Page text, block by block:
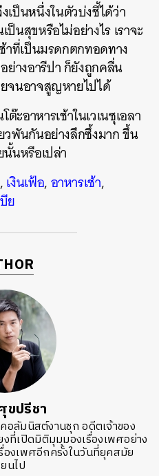
เป็นหนึ่งในตัวบ่งชี้ได้ว่า
นสุขหรือไม่อย่างไร เราจะ
าที่เป็นมรดกตกทอดทาง
างอารีปา ก็ยังถูกคลื่น
ยจนอาจสูญหายไปได้
ะอาหารเช้าในเวเนซุเอลา
วพันกันอย่างลึกซึ้งมาก ขึ้น
นั้นหรือเปล่า
,เงินเฟ้อ,อาหารเช้า,
ย
ขปรีชา
ลัมนิสต์งานชุก อดีตเจ้าของ
ที่เปิดมิติมุมมองเรื่องเพศอย่าง
งเพศอีกครั้งในวันที่ยุคสมัย
นไป